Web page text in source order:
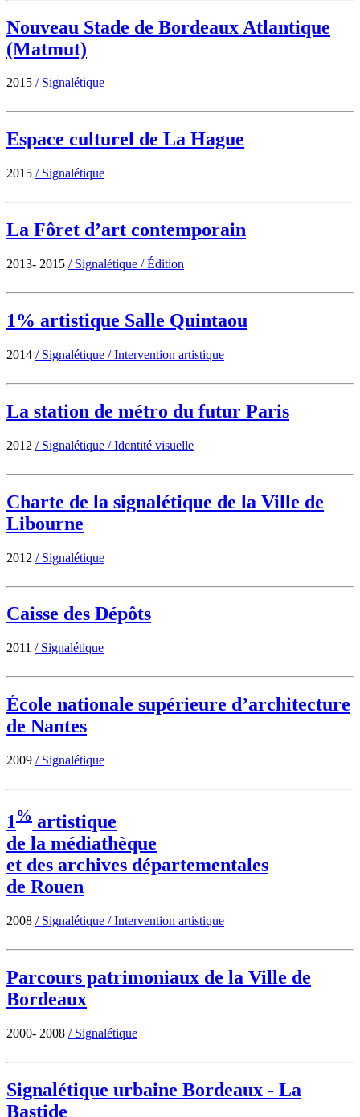
Nouveau Stade de Bordeaux Atlantique
(Matmut)
2015 / Signalétique
Espace culturel de La Hague
2015 / Signalétique
La Fôret d’art contemporain
2013- 2015 / Signalétique /Édition
1% artistique Salle Quintaou
2014 / Signalétique /Intervention artistique
La station de métro du futur Paris
2012 / Signalétique /Identité visuelle
Charte de la signalétique de la Ville de
Libourne
2012 / Signalétique
Caisse des Dépôts
2011 / Signalétique
École nationale supérieure d’architecture
de Nantes
2009 / Signalétique
1% artistique
de la médiathèque
et des archives départementales
de Rouen
2008 / Signalétique /Intervention artistique
Parcours patrimoniaux de la Ville de
Bordeaux
2000- 2008 / Signalétique
Signalétique urbaine Bordeaux - La
Bastide